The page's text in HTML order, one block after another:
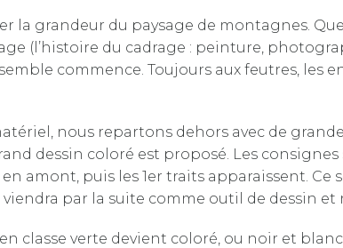
la grandeur du paysage de montagnes.
(l’histoire du cadrage : peinture,
commence. Toujours aux feutres,
nous repartons dehors avec de
dessin coloré est proposé. Les
amont, puis les 1er traits apparaissent. Ce
par la suite comme outil de dessin
classe verte devient coloré, ou noir et